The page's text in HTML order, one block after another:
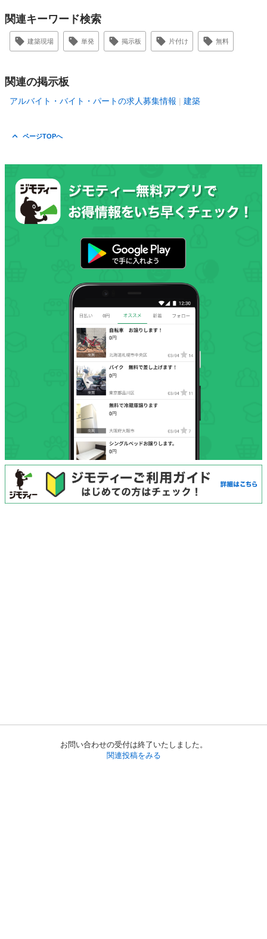
お問い合わせの受付は終了いたしました。
関連投稿をみる
関連キーワード検索
建築現場 単発 掲示板 片付け 無料
関連の掲示板
アルバイト・バイト・パートの求人募集情報 建築
ページTOPへ